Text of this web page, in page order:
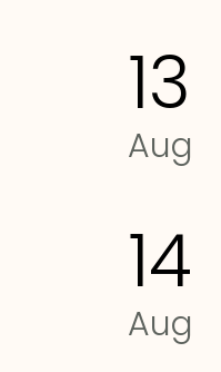
13
Aug
14
Aug